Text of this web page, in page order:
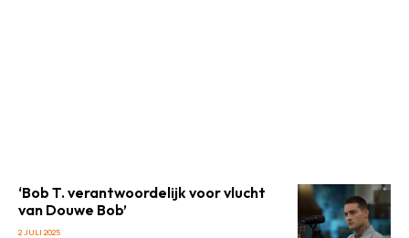
‘Bob T. verantwoordelijk voor vlucht
van Douwe Bob’
2 JULI 2025